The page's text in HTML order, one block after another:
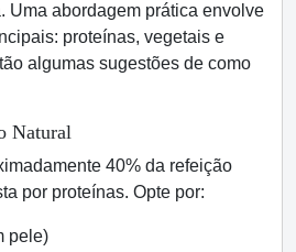
Uma abordagem prática envolve
proteínas, vegetais e
algumas sugestões de como
Natural
40% da refeição
por proteínas. Opte por:
pele)